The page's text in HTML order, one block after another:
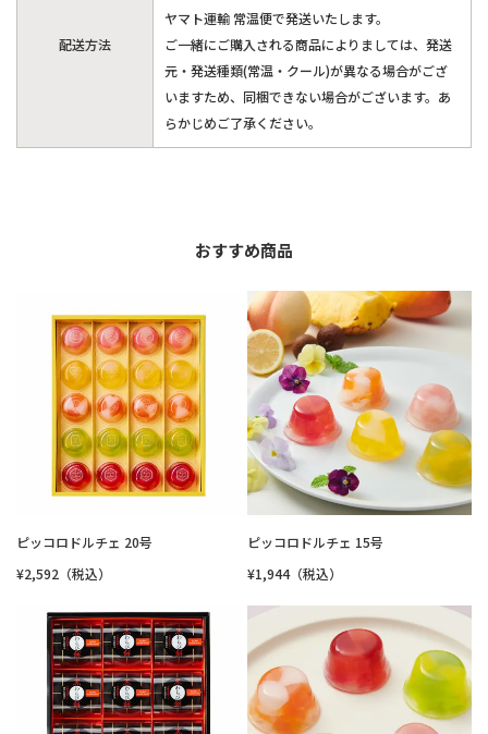
配送方法
ヤマト運輸 常温便で発送いたします。
ご一緒にご購入される商品によりましては、発送
元・発送種類(常温・クール)が異なる場合がござ
いますため、同梱できない場合がございます。あ
らかじめご了承ください。
おすすめ商品
ピッコロドルチェ 20号
¥2,592（税込）
ピッコロドルチェ 15号
¥1,944（税込）